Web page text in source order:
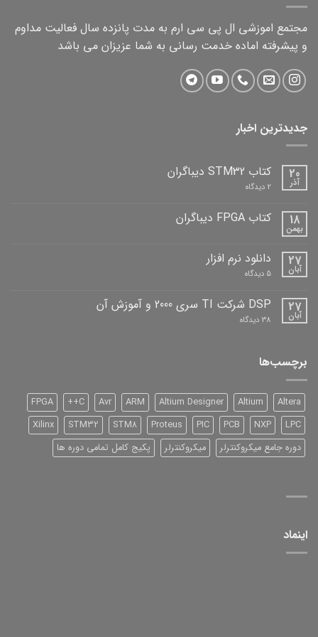
مجتمع اموزشی ال پی سی ارم به مدت پانزده سال فعالیت مداوم
و پیشرفته اماده خدمت رسانی به شما عزیزان می باشد
جدیدترین اخبار
20
آذر
کتاب STM32 دیباگران
2 دیدگاه برای
دیباگران 18
بهمن
کتاب FPGA دیباگران
کتاب
FPGA
دیباگران
ثبت
نشده 27
آبان
دانلود نرم افزار
5 دیدگاه برای
افزار 27
آبان
DSP شرکت TI سری 2000 و آموزش آن
38 دیدگاه برای
آن
برچسب‌ها
Altera
Altium
Altium Designer
ARM
Avr
C++
FPGA
LPC
NXP
PCB
PIC
Proteus
STM8
STM32
Xilinx
دوره جامع میکروکنترلر
میکروکنترلر پکیج کامل تمامی دوره ها
اینماد